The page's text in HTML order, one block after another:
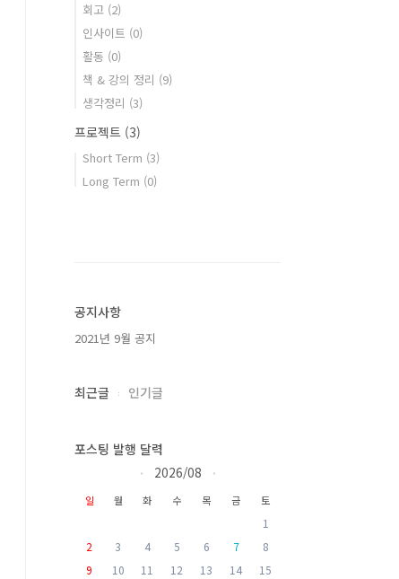
회고 (2)
인사이트 (0)
활동 (0)
책 & 강의 정리 (9)
생각정리 (3)
프로젝트 (3)
Short Term (3)
Long Term (0)
공지사항
2021년 9월 공지
최근글 인기글
포스팅 발행 달력
« 2026/08 »
일 월 화 수 목 금 토
1
2
3 4 5 6 7
8
9
10 11 12 13 14
15